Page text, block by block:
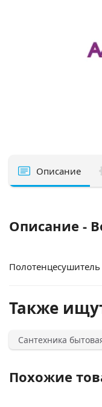
Описание
Описание -
Также
Сантехника
Похожие